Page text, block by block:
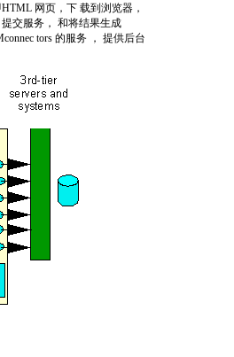
网页，下 载到浏览器，
交服务， 和将结果生成
tors 的服务 ， 提供后台